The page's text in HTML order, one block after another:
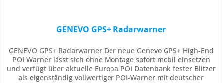
GENEVO GPS+ Radarwarner
GENEVO GPS+ Radarwarner Der neue Genevo GPS+ High-End
POI Warner lässt sich ohne Montage sofort mobil einsetzen
und verfügt über aktuelle Europa POI Datenbank fester Blitzer
als eigenständig vollwertiger POI-Warner mit deutscher